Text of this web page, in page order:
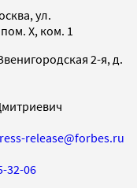
ул.
X, ком. 1
2-я, д.
release@forbes.ru
32-06